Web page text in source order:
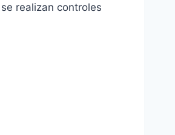
realizan controles